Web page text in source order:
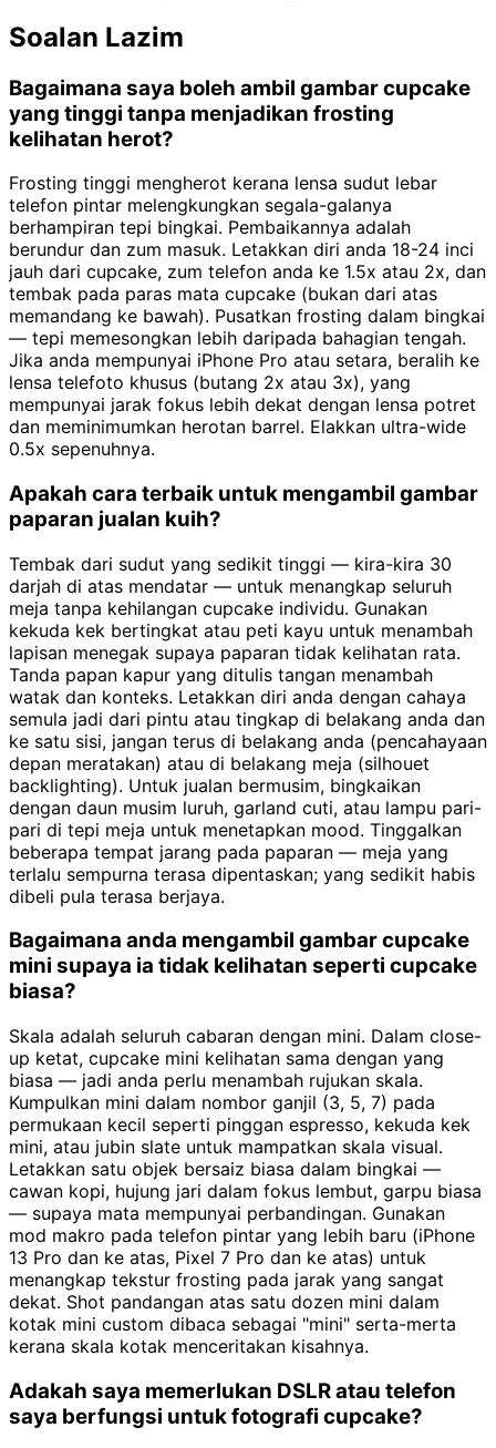
Soalan Lazim
Bagaimana saya boleh ambil gambar cupcake
yang tinggi tanpa menjadikan frosting
kelihatan herot?
Frosting tinggi mengherot kerana lensa sudut lebar
telefon pintar melengkungkan segala-galanya
berhampiran tepi bingkai. Pembaikannya adalah
berundur dan zum masuk. Letakkan diri anda 18-24 inci
jauh dari cupcake, zum telefon anda ke 1.5x atau 2x, dan
tembak pada paras mata cupcake (bukan dari atas
memandang ke bawah). Pusatkan frosting dalam bingkai
— tepi memesongkan lebih daripada bahagian tengah.
Jika anda mempunyai iPhone Pro atau setara, beralih ke
lensa telefoto khusus (butang 2x atau 3x), yang
mempunyai jarak fokus lebih dekat dengan lensa potret
dan meminimumkan herotan barrel. Elakkan ultra-wide
0.5x sepenuhnya.
Apakah cara terbaik untuk mengambil gambar
paparan jualan kuih?
Tembak dari sudut yang sedikit tinggi — kira-kira 30
darjah di atas mendatar — untuk menangkap seluruh
meja tanpa kehilangan cupcake individu. Gunakan
kekuda kek bertingkat atau peti kayu untuk menambah
lapisan menegak supaya paparan tidak kelihatan rata.
Tanda papan kapur yang ditulis tangan menambah
watak dan konteks. Letakkan diri anda dengan cahaya
semula jadi dari pintu atau tingkap di belakang anda dan
ke satu sisi, jangan terus di belakang anda (pencahayaan
depan meratakan) atau di belakang meja (silhouet
backlighting). Untuk jualan bermusim, bingkaikan
dengan daun musim luruh, garland cuti, atau lampu pari-
pari di tepi meja untuk menetapkan mood. Tinggalkan
beberapa tempat jarang pada paparan — meja yang
terlalu sempurna terasa dipentaskan; yang sedikit habis
dibeli pula terasa berjaya.
Bagaimana anda mengambil gambar cupcake
mini supaya ia tidak kelihatan seperti cupcake
biasa?
Skala adalah seluruh cabaran dengan mini. Dalam close-
up ketat, cupcake mini kelihatan sama dengan yang
biasa — jadi anda perlu menambah rujukan skala.
Kumpulkan mini dalam nombor ganjil (3, 5, 7) pada
permukaan kecil seperti pinggan espresso, kekuda kek
mini, atau jubin slate untuk mampatkan skala visual.
Letakkan satu objek bersaiz biasa dalam bingkai —
cawan kopi, hujung jari dalam fokus lembut, garpu biasa
— supaya mata mempunyai perbandingan. Gunakan
mod makro pada telefon pintar yang lebih baru (iPhone
13 Pro dan ke atas, Pixel 7 Pro dan ke atas) untuk
menangkap tekstur frosting pada jarak yang sangat
dekat. Shot pandangan atas satu dozen mini dalam
kotak mini custom dibaca sebagai "mini" serta-merta
kerana skala kotak menceritakan kisahnya.
Adakah saya memerlukan DSLR atau telefon
saya berfungsi untuk fotografi cupcake?